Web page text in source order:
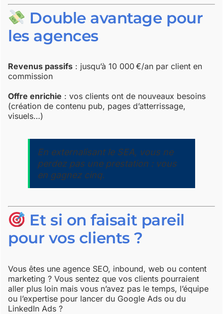
Double avantage pour
les agences
Revenus passifs : jusqu’à 10 000 €/an par client en
commission
Offre enrichie : vos clients ont de nouveaux besoins
(création de contenu pub, pages d’atterrissage,
visuels…)
En externalisant le SEA, vous ne
perdez pas une prestation : vous
en gagnez cinq.
Et si on faisait pareil
pour vos clients ?
Vous êtes une agence SEO, inbound, web ou content
marketing ? Vous sentez que vos clients pourraient
aller plus loin mais vous n’avez pas le temps, l’équipe
ou l’expertise pour lancer du Google Ads ou du
LinkedIn Ads ?